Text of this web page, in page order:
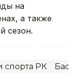
на
а также
сезон.
спорта РК